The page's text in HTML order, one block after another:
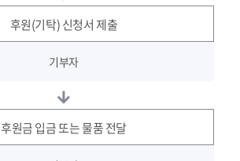
후원(기탁) 신청서 제출
기부자
후원금 입금 또는 물품 전달